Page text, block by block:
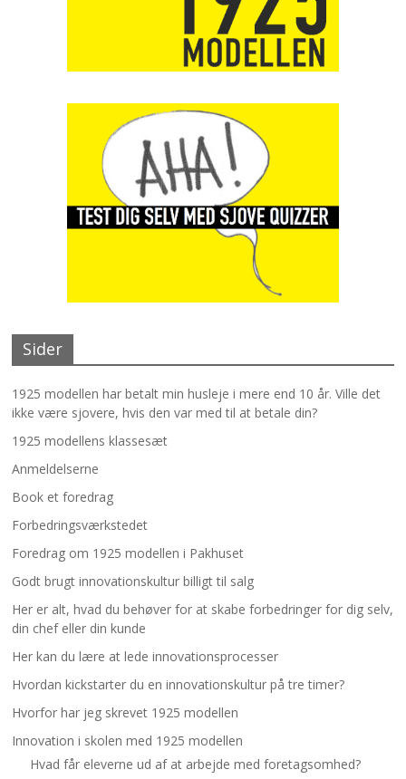
Sider
1925 modellen har betalt min husleje i mere end 10 år. Ville det
ikke være sjovere, hvis den var med til at betale din?
1925 modellens klassesæt
Anmeldelserne
Book et foredrag
Forbedringsværkstedet
Foredrag om 1925 modellen i Pakhuset
Godt brugt innovationskultur billigt til salg
Her er alt, hvad du behøver for at skabe forbedringer for dig selv,
din chef eller din kunde
Her kan du lære at lede innovationsprocesser
Hvordan kickstarter du en innovationskultur på tre timer?
Hvorfor har jeg skrevet 1925 modellen
Innovation i skolen med 1925 modellen
Hvad får eleverne ud af at arbejde med foretagsomhed?